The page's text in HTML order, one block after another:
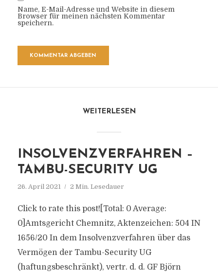
Name, E-Mail-Adresse und Website in diesem
Browser für meinen nächsten Kommentar
speichern.
WEITERLESEN
INSOLVENZVERFAHREN –
TAMBU-SECURITY UG
26. April 2021 2 Min. Lesedauer
Click to rate this post![Total: 0 Average:
0]Amtsgericht Chemnitz, Aktenzeichen: 504 IN
1656/20 In dem Insolvenzverfahren über das
Vermögen der Tambu-Security UG
(haftungsbeschränkt), vertr. d. d. GF Björn